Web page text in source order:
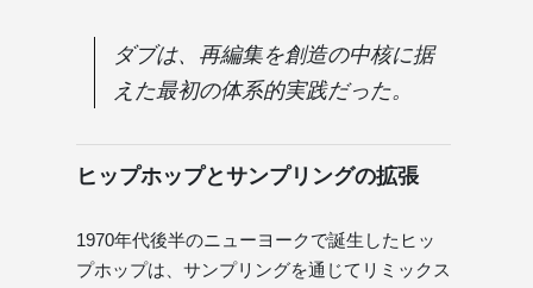
ダブは、再編集を創造の中核に据
えた最初の体系的実践だった。
ヒップホップとサンプリングの拡張
1970年代後半のニューヨークで誕生したヒッ
プホップは、サンプリングを通じてリミックス